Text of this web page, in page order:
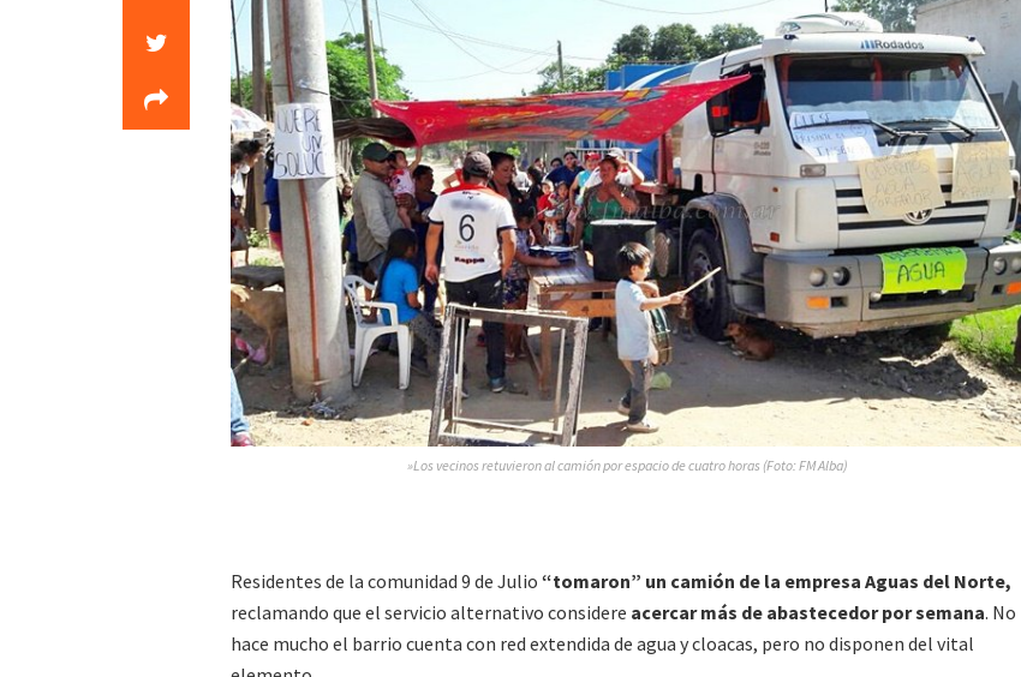
»Los vecinos retuvieron al camión por espacio de cuatro horas (Foto: FM Alba)
Residentes de la comunidad 9 de Julio “tomaron” un camión de la empresa Aguas del Norte,
reclamando que el servicio alternativo considere acercar más de abastecedor por semana. No
hace mucho el barrio cuenta con red extendida de agua y cloacas, pero no disponen del vital